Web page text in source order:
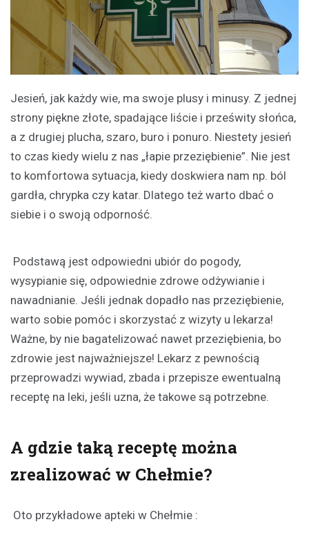
Jesień, jak każdy wie, ma swoje plusy i minusy. Z jednej
strony piękne złote, spadające liście i prześwity słońca,
a z drugiej plucha, szaro, buro i ponuro. Niestety jesień
to czas kiedy wielu z nas „łapie przeziębienie”. Nie jest
to komfortowa sytuacja, kiedy doskwiera nam np. ból
gardła, chrypka czy katar. Dlatego też warto dbać o
siebie i o swoją odporność.
Podstawą jest odpowiedni ubiór do pogody,
wysypianie się, odpowiednie zdrowe odżywianie i
nawadnianie. Jeśli jednak dopadło nas przeziębienie,
warto sobie pomóc i skorzystać z wizyty u lekarza!
Ważne, by nie bagatelizować nawet przeziębienia, bo
zdrowie jest najważniejsze! Lekarz z pewnością
przeprowadzi wywiad, zbada i przepisze ewentualną
receptę na leki, jeśli uzna, że takowe są potrzebne.
A gdzie taką receptę można
zrealizować w Chełmie?
Oto przykładowe apteki w Chełmie :